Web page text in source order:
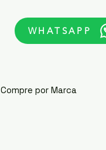
WHATSAPP
Compre por Marca